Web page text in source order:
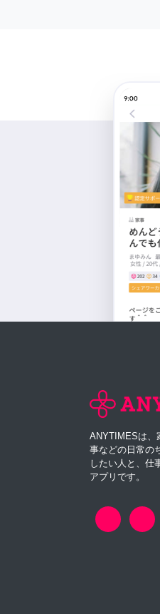
ANYTIMESは、
事などの日常の
したい人と、仕
アプリです。